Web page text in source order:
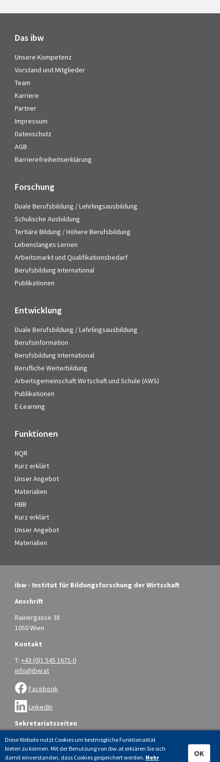
Das ibw
Unsere Kompetenz
Vorstand und Mitglieder
Team
Karriere
Partner
Impressum
Datenschutz
AGB
Barrierefreiheitserklärung
Forschung
Duale Berufsbildung / Lehrlingsausbildung
Schulische Ausbildung
Tertiäre Bildung / Höhere Berufsbildung
Lebenslanges Lernen
Arbeitsmarkt und Qualifikationsbedarf
Berufsbildung International
Publikationen
Entwicklung
Duale Berufsbildung / Lehrlingsausbildung
Berufsinformation
Berufsbildung International
Berufliche Weiterbildung
Arbeitsgemeinschaft Wirtschaft und Schule (AWS)
Publikationen
E-Learning
Funktionen
NQR
Kurz erklärt
Unser Angebot
Materialien
HBB
Kurz erklärt
Unser Angebot
Materialien
ibw - Institut für Bildungsforschung der Wirtschaft
Anschrift
Rainergasse 38
1050 Wien
Kontakt
T: +43 (0)1 545 1671-0
info@ibw.at
Facebook
LinkedIn
Sekretariatszeiten
Montag bis Donnerstag: 9.00 – 16.00 Uhr
Freitag: 9.00 – 14.00 Uhr
Diese Website nutzt Cookies um bestmögliche Funktionalität
bieten zu können. Mit der Benutzung von ibw.at erklären Sie sich
damit einverstanden, dass Cookies gespeichert werden. Mehr OK